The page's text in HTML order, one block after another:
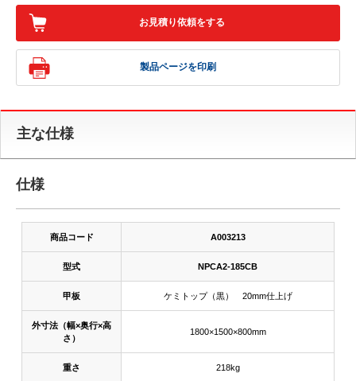
お見積り依頼をする
製品ページを印刷
主な仕様
仕様
商品コード A003213
型式 NPCA2-185CB
甲板 ケミトップ（黒） 20mm仕上げ
外寸法（幅×奥行×高
さ）
1800×1500×800mm
重さ 218kg